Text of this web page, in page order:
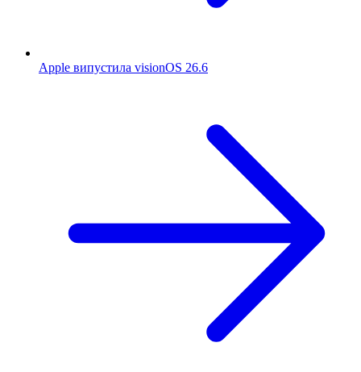
Apple випустила visionOS 26.6